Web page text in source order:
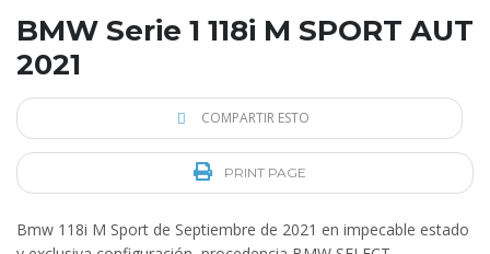
BMW Serie 1 118i M SPORT AUT
2021
COMPARTIR ESTO
PRINT PAGE
Bmw 118i M Sport de Septiembre de 2021 en impecable estado